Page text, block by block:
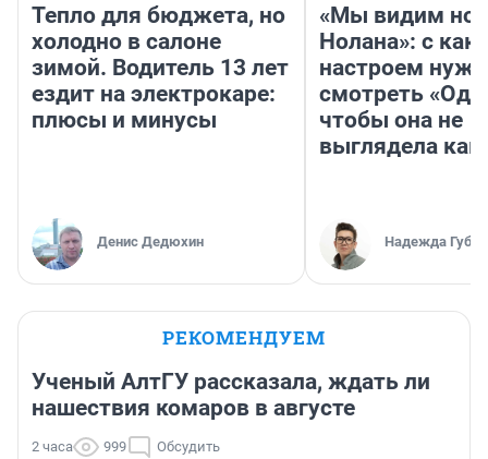
Тепло для бюджета, но
холодно в салоне
зимой. Водитель 13 лет
ездит на электрокаре:
плюсы и минусы
Денис Дедюхин
«Мы видим
Нолана»: с
настроем
смотреть
чтобы она не
выглядела как
Надежда
РЕКОМЕНДУЕМ
Ученый АлтГУ рассказала, ждать ли
нашествия комаров в августе
2 часа 999 Обсудить